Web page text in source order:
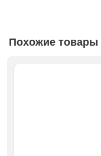
Похожие товары